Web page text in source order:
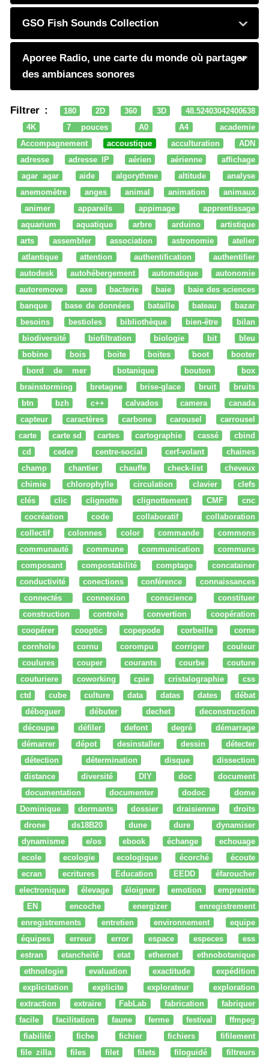
GSO Fish Sounds Collection
Aporee Radio, une carte du monde où partager
des ambiances sonores
Filtrer : 180 2D 360 3D
48.52403042400638
4K
7 pouces A0 A4
academie
Accompagnement
accoustique acculturation
ADN
adresse
adresse IP aérien aérienne
affichage
agar agar
aide algorythme altitude
analyse
anemomètre
anges animal animation
animaux
animer
appareils appimage
apprentissage
aquarium
aquatique arbre arduino
artistique
arts
assembler association astronomie
atelier
atlantique
attention authentification
authentifier
autodesk
autohébergement automatique
autonomie
autoremove
axe bacterie baie
baie des sciences
banque
base de données bataille bateau
bazar
besoins
bestioles bibliothèque bien-être
bilan
biodiversité
biofiltration biologie bit
bleu
bobine
bois boite boites boot
booter
bord de mer
botanique bouton
box
brainstorming
bretagne brise-glace bruit
bruits
btn
bzh c++ calvados camera
canada
capteur
caractères carbone carousel
carrousel
carte
carte sd cartes cartographie cassé
cbind
cd
ceder centre-social cerf-volant
chaines
champ
chantier chauffe check-list
cheveux
chimie
chlorophylle circulation clavier
clefs
clés
clic clignotte clignottement CMF
cnc
cocréation
code collaboratif
collaboration
collectif
colonnes color commande
commons
communauté
commune communication
communs
composant
compostabilité comptage
concatainer
conductivité
conections conférence
connaissances
connectés
connexion conscience
constituer
construction
controle convertion
coopération
coopérer
cooptic copepode corbeille
corne
cornhole
cornu corompu corriger
couleur
coulures
couper courants courbe
couture
couturiere
coworking cpie cristalographie
css
ctd
cube culture data datas dates
débat
déboguer
débuter dechet
deconstruction
découpe
défiler defont degré
démarrage
démarrer
dépot desinstaller dessin
détecter
détection
détermination disque
dissection
distance
diversité DIY doc
document
documentation
documenter dodoc
dome
Dominique
dormants dossier draisienne
droits
drone
ds18B20 dune dure
dynamiser
dynamisme
e/os ebook échange
echouage
ecole
ecologie ecologique écorché
écoute
ecran
ecritures Education EEDD
éfaroucher
electronique
élevage éloigner emotion
empreinte
EN
encoche energizer
enregistrement
enregistrements
entretien environnement
equipe
équipes
erreur error espace especes
ess
estran
etancheité etat ethernet
ethnobotanique
ethnologie
evaluation exactitude
expédition
explicitation
explicite explorateur
exploration
extraction
extraire FabLab fabrication
fabriquer
facile
facilitation faune ferme festival
ffmpeg
fiabilité
fiche fichier fichiers
fifilement
file zilla
files filet filets filoguidé filtreurs